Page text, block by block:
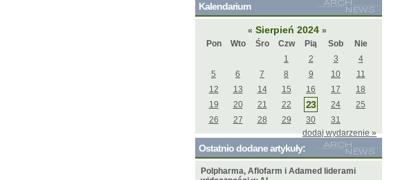
Kalendarium
« Sierpień 2024 »
Pon
Wto Śro Czw Pią Sob
Nie
1
2 3
4
5
6 7 8 9 10
11
12
13 14 15 16 17
18
19
20 21 22 23 24
25
26
27 28 29 30
31
dodaj wydarzenie »
Ostatnio dodane artykuły:
Polpharma, Aflofarm i Adamed liderami